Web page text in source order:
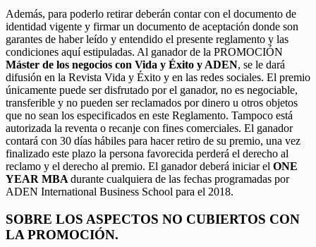
Además, para poderlo retirar deberán contar con el documento de
identidad vigente y firmar un documento de aceptación donde son
garantes de haber leído y entendido el presente reglamento y las
condiciones aquí estipuladas. Al ganador de la PROMOCIÓN
Máster de los negocios con Vida y Éxito y ADEN, se le dará
difusión en la Revista Vida y Éxito y en las redes sociales. El premio
únicamente puede ser disfrutado por el ganador, no es negociable,
transferible y no pueden ser reclamados por dinero u otros objetos
que no sean los especificados en este Reglamento. Tampoco está
autorizada la reventa o recanje con fines comerciales. El ganador
contará con 30 días hábiles para hacer retiro de su premio, una vez
finalizado este plazo la persona favorecida perderá el derecho al
reclamo y el derecho al premio. El ganador deberá iniciar el ONE
YEAR MBA durante cualquiera de las fechas programadas por
ADEN International Business School para el 2018.
SOBRE LOS ASPECTOS NO CUBIERTOS CON
LA PROMOCIÓN.